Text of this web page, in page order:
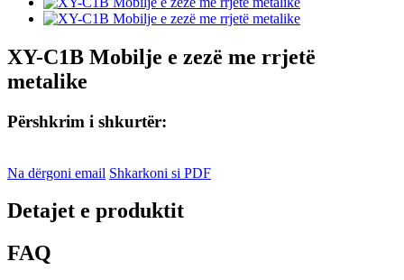
XY-C1B Mobilje e zezë me rrjetë
metalike
Përshkrim i shkurtër:
Na dërgoni email Shkarkoni si PDF
Detajet e produktit
FAQ